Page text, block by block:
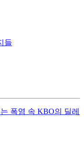
들
폭염 속 KBO의 딜레